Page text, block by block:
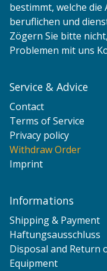
Service & Advice
Contact
Terms of Service
Privacy policy
Withdraw Order
Imprint
Informations
Shipping & Payment
Haftungsausschluss
Disposal and Return
Equipment
bestimmt, welche
beruflichen und
Zögern Sie bitte
Problemen mit uns